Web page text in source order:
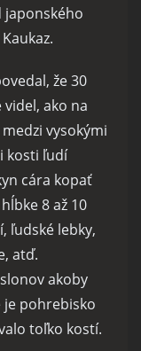
japonského
že 30
ako na
vysokými
kosti ľudí
cára kopať
8 až 10
ľudské lebky,
atď.
akoby
je pohrebisko
toľko kostí.